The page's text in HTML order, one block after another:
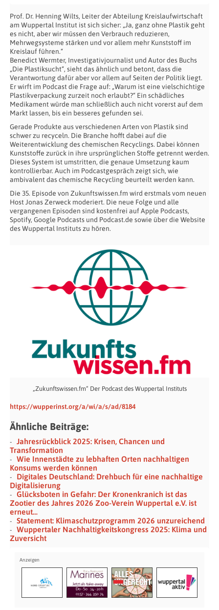
Prof. Dr. Henning Wilts, Leiter der Abteilung Kreislaufwirtschaft
am Wuppertal Institut ist sich sicher: „Ja, ganz ohne Plastik geht
es nicht, aber wir müssen den Verbrauch reduzieren,
Mehrwegsysteme stärken und vor allem mehr Kunststoff im
Kreislauf führen.“
Benedict Wermter, Investigativjournalist und Autor des Buchs
„Die Plastiksucht“, sieht das ähnlich und betont, dass die
Verantwortung dafür aber vor allem auf Seiten der Politik liegt.
Er wirft im Podcast die Frage auf: „Warum ist eine vielschichtige
Plastikverpackung zurzeit noch erlaubt?“ Ein schädliches
Medikament würde man schließlich auch nicht vorerst auf dem
Markt lassen, bis ein besseres gefunden sei.
Gerade Produkte aus verschiedenen Arten von Plastik sind
schwer zu recyceln. Die Branche hofft dabei auf die
Weiterentwicklung des chemischen Recyclings. Dabei können
Kunststoffe zurück in ihre ursprünglichen Stoffe getrennt werden.
Dieses System ist umstritten, die genaue Umsetzung kaum
kontrollierbar. Auch im Podcastgespräch zeigt sich, wie
ambivalent das chemische Recycling beurteilt werden kann.
Die 35. Episode von Zukunftswissen.fm wird erstmals vom neuen
Host Jonas Zerweck moderiert. Die neue Folge und alle
vergangenen Episoden sind kostenfrei auf Apple Podcasts,
Spotify, Google Podcasts und Podcast.de sowie über die Website
des Wuppertal Instituts zu hören.
„Zukunftswissen.fm“ Der Podcast des Wuppertal Instituts
https://wupperinst.org/a/wi/a/s/ad/8184
Ähnliche Beiträge:
Jahresrückblick 2025: Krisen, Chancen und
Transformation
Wie Innenstädte zu lebhaften Orten nachhaltigen
Konsums werden können
Digitales Deutschland: Drehbuch für eine nachhaltige
Digitalisierung
Glücksboten in Gefahr: Der Kronenkranich ist das
Zootier des Jahres 2026 Zoo-Verein Wuppertal e.V. ist
erneut…
Statement: Klimaschutzprogramm 2026 unzureichend
Wuppertaler Nachhaltigkeitskongress 2025: Klima und
Zuversicht